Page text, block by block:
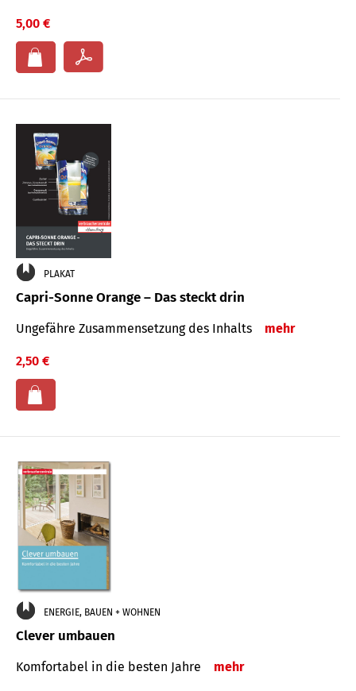
5,00 €
PLAKAT
Capri-Sonne Orange – Das steckt drin
Ungefähre Zu­sammen­setzung des Inhalts mehr
2,50 €
ENERGIE, BAUEN + WOHNEN
Clever umbauen
Komfortabel in die besten Jahre mehr